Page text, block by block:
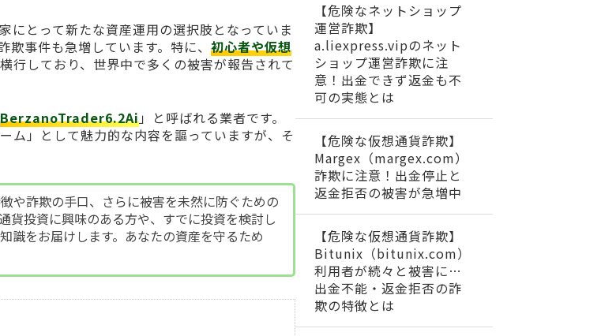
にとって新たな資産運用の選択肢となっていま
事件も急増しています。特に、 初心者や仮想
行しており、世界中で多くの被害が報告されて
BerzanoTrader6.2Ai」と呼ばれる業者です。
ム」として魅力的な内容を謳っていますが、そ
や詐欺の手口、さらに被害を未然に防ぐための
貨投資に興味のある方や、すでに投資を検討し
識をお届けします。あなたの資産を守るため
【危険なネットショップ
運営詐欺】
a.liexpress.vipのネット
ショップ運営詐欺に注
意！出金できず返金も不
可の実態とは
【危険な仮想通貨詐欺】
Margex（margex.com）
詐欺に注意！出金停止と
返金拒否の被害が急増中
【危険な仮想通貨詐欺】
Bitunix（bitunix.com）
利用者が続々と被害に…
出金不能・返金拒否の詐
欺の特徴とは